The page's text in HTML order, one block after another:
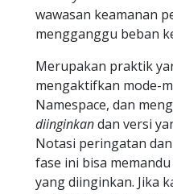
wawasan keamanan
mengganggu beban
Merupakan praktik
mengaktifkan mode-
Namespace, dan
diinginkandan versi
Notasi peringatan
fase ini bisa
yang diinginkan. Jika